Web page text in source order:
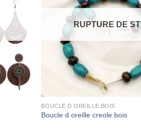
RUPTURE DE
BOUCLE D OREILLE BOIS
Boucle d oreille creole bois